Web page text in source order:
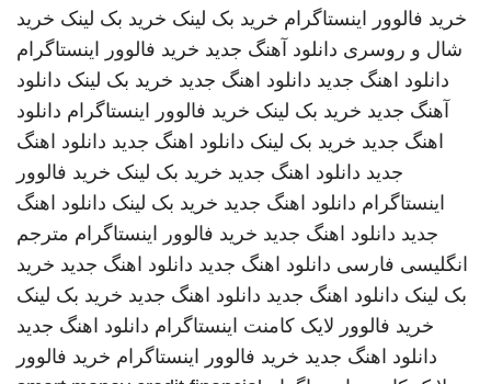
خرید فالوور اینستاگرام خرید بک لینک خرید بک لینک خرید
شال و روسری دانلود آهنگ جدید خرید فالوور اینستاگرام
دانلود اهنگ جدید دانلود اهنگ جدید خرید بک لینک دانلود
آهنگ جدید خرید بک لینک خرید فالوور اینستاگرام دانلود
اهنگ جدید خرید بک لینک دانلود اهنگ جدید دانلود اهنگ
جدید دانلود اهنگ جدید خرید بک لینک خرید فالوور
اینستاگرام دانلود اهنگ جدید خرید بک لینک دانلود اهنگ
جدید دانلود اهنگ جدید خرید فالوور اینستاگرام مترجم
انگلیسی فارسی دانلود اهنگ جدید دانلود اهنگ جدید خرید
بک لینک دانلود اهنگ جدید دانلود اهنگ جدید خرید بک لینک
خرید فالوور لایک کامنت اینستاگرام دانلود اهنگ جدید
دانلود اهنگ جدید خرید فالوور اینستاگرام خرید فالوور